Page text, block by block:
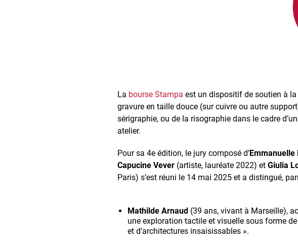
La bourse Stampa est un dispositif de soutien à
gravure en taille douce (sur cuivre ou autre
sérigraphie, ou de la risographie dans le cadre
atelier.
Pour sa 4e édition, le jury composé d’Emmanuelle
Capucine Vever (artiste, lauréate 2022) et Giulia
Paris) s’est réuni le 14 mai 2025 et a distingué,
Mathilde Arnaud (39 ans, vivant à Marseille),
une exploration tactile et visuelle sous forme de
et d’architectures insaisissables ».